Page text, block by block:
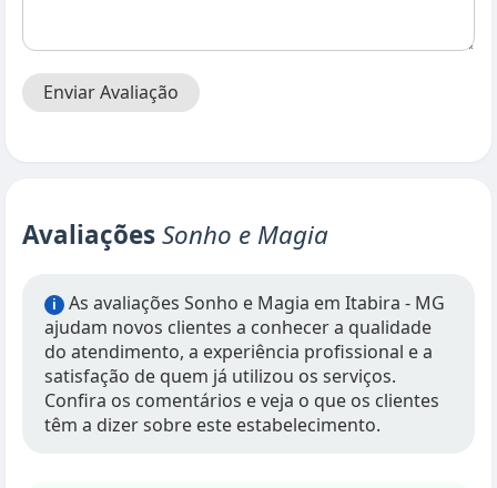
Enviar Avaliação
AvaliaçõesSonho e Magia
i
As avaliações Sonho e Magia em Itabira - MG
ajudam novos clientes a conhecer a qualidade
do atendimento, a experiência profissional e a
satisfação de quem já utilizou os serviços.
Confira os comentários e veja o que os clientes
têm a dizer sobre este estabelecimento.